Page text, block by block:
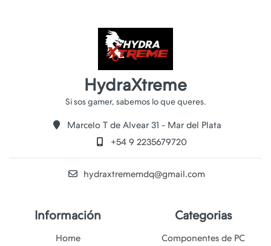
HydraXtreme
Marcelo T de Alvear 31 - Mar del Plata
+54 9 2235679720
hydraxtrememdq@gmail.com
Información
Home
Categorias
Componentes de PC